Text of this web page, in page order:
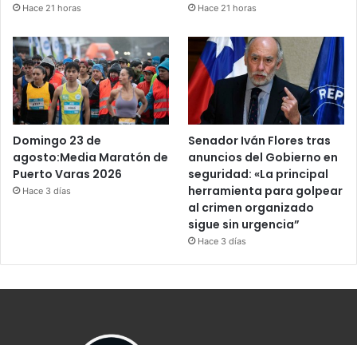
Hace 21 horas Hace 21 horas
Domingo 23 de
agosto:Media Maratón de
Puerto Varas 2026
Hace 3 días
Senador Iván Flores tras
anuncios del Gobierno en
seguridad: «La principal
herramienta para golpear
al crimen organizado
sigue sin urgencia”
Hace 3 días